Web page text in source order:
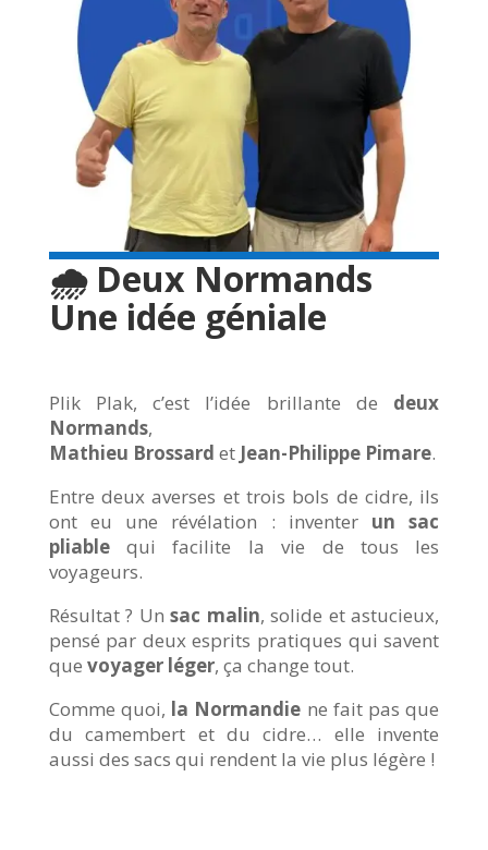
🌧️ Deux Normands
Une idée géniale
Plik Plak, c’est l’idée brillante de deux
Normands,
Mathieu Brossard et Jean-Philippe Pimare.
Entre deux averses et trois bols de cidre, ils
ont eu une révélation : inventer un sac
pliablequi facilite la vie de tous les
voyageurs.
Résultat ? Unsac malin, solide et astucieux,
pensé par deux esprits pratiques qui savent
que voyager léger, ça change tout.
Comme quoi, la Normandie ne fait pas que
du camembert et du cidre… elle invente
aussi des sacs qui rendent la vie plus légère !